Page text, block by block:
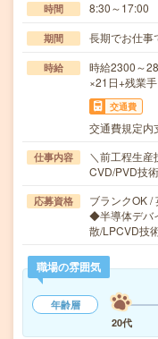
時間 8:30～17:00
期間 長期でお仕事
時給
時給2300～
×21日+残業
交通費
交通費規定内
仕事内容
＼前工程生産
CVD/PVD技
応募資格
ブランクOK /
◆半導体デバ
散/LPCVD技
職場の雰囲気
年齢層
20代